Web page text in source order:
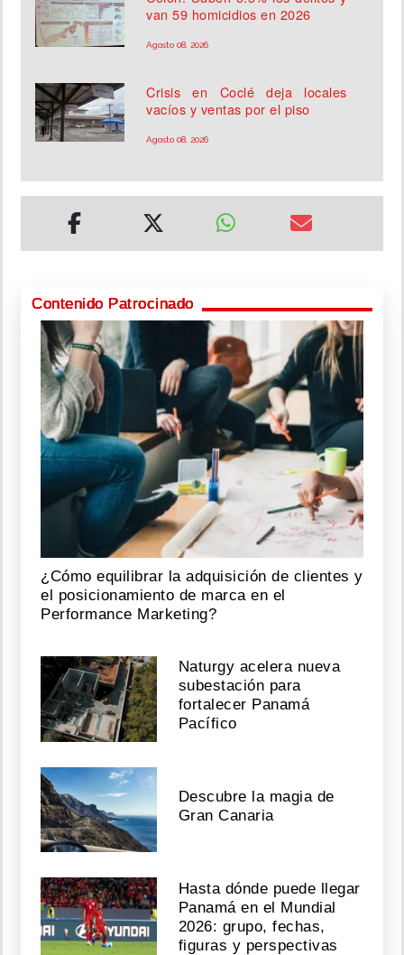
van 59 homicidios en 2026
Agosto 08, 2026
Crisis en Coclé deja locales
vacíos y ventas por el piso
Agosto 08, 2026
Contenido Patrocinado
¿Cómo equilibrar la adquisición de clientes y
el posicionamiento de marca en el
Performance Marketing?
Naturgy acelera nueva
subestación para
fortalecer Panamá
Pacífico
Descubre la magia de
Gran Canaria
Hasta dónde puede llegar
Panamá en el Mundial
2026: grupo, fechas,
figuras y perspectivas